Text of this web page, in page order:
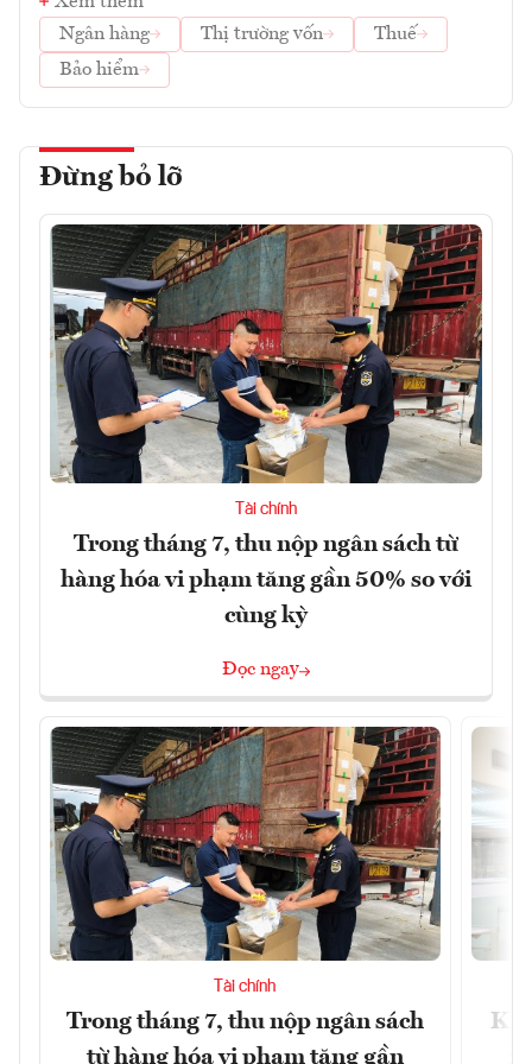
Ngân hàng
Thị trường vốn
Thuế
Bảo hiểm
Đừng bỏ lỡ
Tài chính
Trong tháng 7, thu nộp ngân sách từ
hàng hóa vi phạm tăng gần 50% so với
cùng kỳ
Đọc ngay
Tài chính
Trong tháng 7, thu nộp ngân sách
từ hàng hóa vi phạm tăng gần